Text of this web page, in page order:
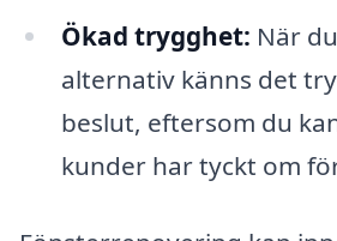
Ökad trygghet: När
alternativ känns det
beslut, eftersom du
kunder har tyckt om